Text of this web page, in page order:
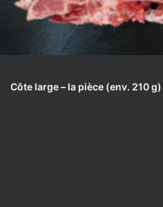
LIRE LA SUITE
Côte large – la pièce (env. 210 g)